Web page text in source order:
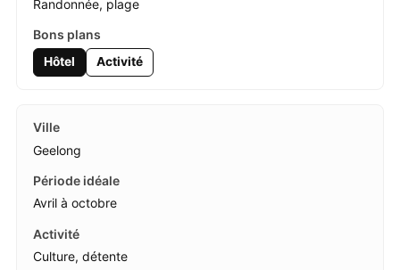
Randonnée, plage
Hôtel Activité
Geelong
Avril à octobre
Culture, détente